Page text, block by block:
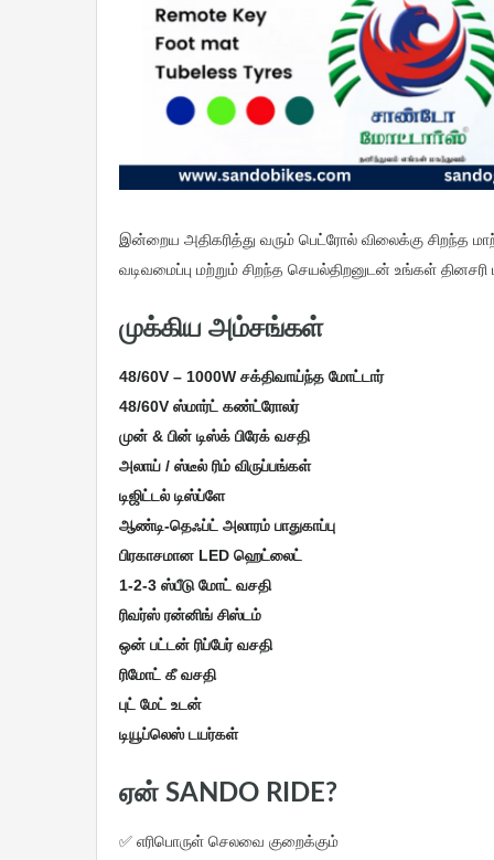
இன்றைய அதிகரித்து வரும் பெட்ரோல் விலைக்கு சிறந்த
வடிவமைப்பு மற்றும் சிறந்த செயல்திறனுடன் உங்கள்
முக்கிய அம்சங்கள்
48/60V – 1000W சக்திவாய்ந்த மோட்டார்
48/60V ஸ்மார்ட் கண்ட்ரோலர்
முன் & பின் டிஸ்க் பிரேக் வசதி
அலாய் / ஸ்டீல் ரிம் விருப்பங்கள்
டிஜிட்டல் டிஸ்ப்ளே
ஆண்டி-தெஃப்ட் அலாரம் பாதுகாப்பு
பிரகாசமான LED ஹெட்லைட்
1-2-3 ஸ்பீடு மோட் வசதி
ரிவர்ஸ் ரன்னிங் சிஸ்டம்
ஒன் பட்டன் ரிப்பேர் வசதி
ரிமோட் கீ வசதி
புட் மேட் உடன்
டியூப்லெஸ் டயர்கள்
ஏன் SANDO RIDE?
✅ எரிபொருள் செலவை குறைக்கும்